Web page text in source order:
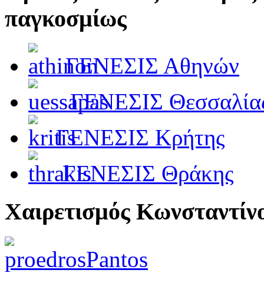
παγκοσμίως
ΓΕΝΕΣΙΣ Αθηνών
ΓΕΝΕΣΙΣ
ΓΕΝΕΣΙΣ Κρήτης
ΓΕΝΕΣΙΣ Θράκης
Χαιρετισμός